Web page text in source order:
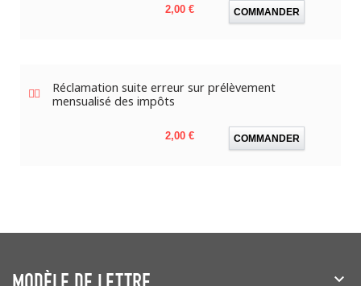
Prix
2,00 € COMMANDER
Réclamation suite erreur sur prélèvement
mensualisé des impôts
Prix
2,00 € COMMANDER